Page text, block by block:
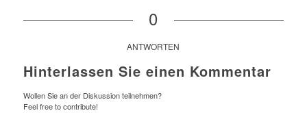
0
ANTWORTEN
Hinterlassen Sie einen Kommentar
Wollen Sie an der Diskussion teilnehmen?
Feel free to contribute!